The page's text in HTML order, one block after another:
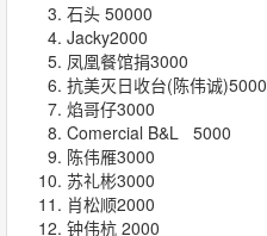
石头 50000
Jacky2000
凤凰餐馆捐3000
抗美灭日收台(陈伟诚)5000
焰哥仔3000
Comercial B&L 5000
陈伟雁3000
苏礼彬3000
肖松顺2000
钟伟杭 2000